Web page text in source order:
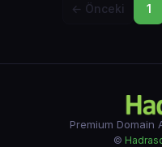
← Önceki 1
Premium Domain
©